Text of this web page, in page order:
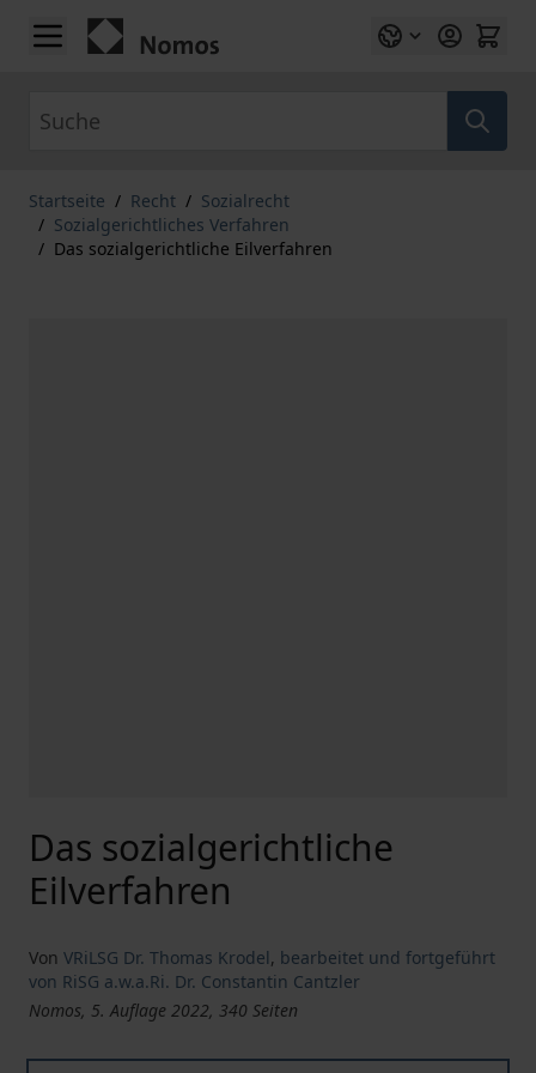
Zum Inhalt springen
Startseite / Recht / Sozialrecht
/ Sozialgerichtliches Verfahren
/ Das sozialgerichtliche Eilverfahren
Das sozialgerichtliche
Eilverfahren
Von VRiLSG Dr. Thomas Krodel, bearbeitet und fortgeführt
von RiSG a.w.a.Ri. Dr. Constantin Cantzler
Nomos, 5. Auflage 2022, 340 Seiten